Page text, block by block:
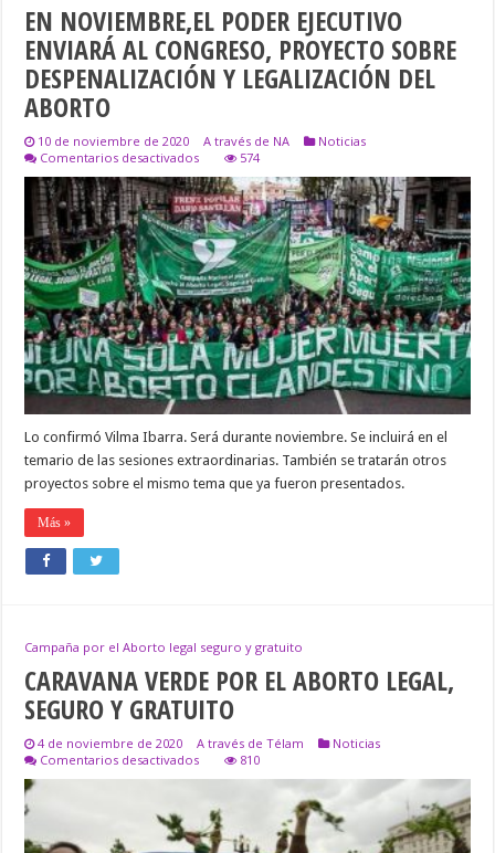
EN NOVIEMBRE,EL PODER EJECUTIVO
ENVIARÁ AL CONGRESO, PROYECTO SOBRE
DESPENALIZACIÓN Y LEGALIZACIÓN DEL
ABORTO
10 de noviembre de 2020 A través de NA
Noticias
Comentarios desactivadosen
NOVIEMBRE,EL
PODER
EJECUTIVO
ENVIARÁ
AL
CONGRESO,
PROYECTO
SOBRE
DESPENALIZACIÓN
Y
LEGALIZACIÓN
DEL
ABORTO
574
Lo confirmó Vilma Ibarra. Será durante noviembre. Se incluirá en el
temario de las sesiones extraordinarias. También se tratarán otros
proyectos sobre el mismo tema que ya fueron presentados.
Más »
Campaña por el Aborto legal seguro y gratuito
CARAVANA VERDE POR EL ABORTO LEGAL,
SEGURO Y GRATUITO
4 de noviembre de 2020 A través de Télam
Noticias
Comentarios desactivadosen
POR
EL
ABORTO
810